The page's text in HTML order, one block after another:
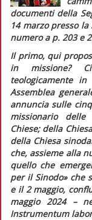
documenti della
14 marzo presso
numeroa p. 203 e
Il primo, qui
in missione?
teologicamente
Assemblea
annuncia sulle
missionario
Chiese; della
della Chiesa
che, assieme alla
quello che
per il Sinodo» che
e il 2 maggio,
maggio 2024 –
Instrumentum